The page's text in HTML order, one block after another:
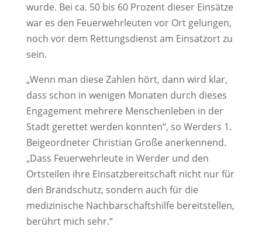
wurde. Bei ca. 50 bis 60 Prozent dieser Einsätze
war es den Feuerwehrleuten vor Ort gelungen,
noch vor dem Rettungsdienst am Einsatzort zu
sein.
„Wenn man diese Zahlen hört, dann wird klar,
dass schon in wenigen Monaten durch dieses
Engagement mehrere Menschenleben in der
Stadt gerettet werden konnten“, so Werders 1.
Beigeordneter Christian Große anerkennend.
„Dass Feuerwehrleute in Werder und den
Ortsteilen ihre Einsatzbereitschaft nicht nur für
den Brandschutz, sondern auch für die
medizinische Nachbarschaftshilfe bereitstellen,
berührt mich sehr.“